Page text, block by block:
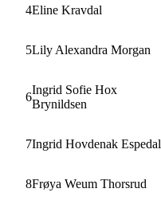
4Eline Kravdal
5Lily Alexandra Morgan
6
Ingrid Sofie Hox
Brynildsen
7Ingrid Hovdenak Espedal
8Frøya Weum Thorsrud